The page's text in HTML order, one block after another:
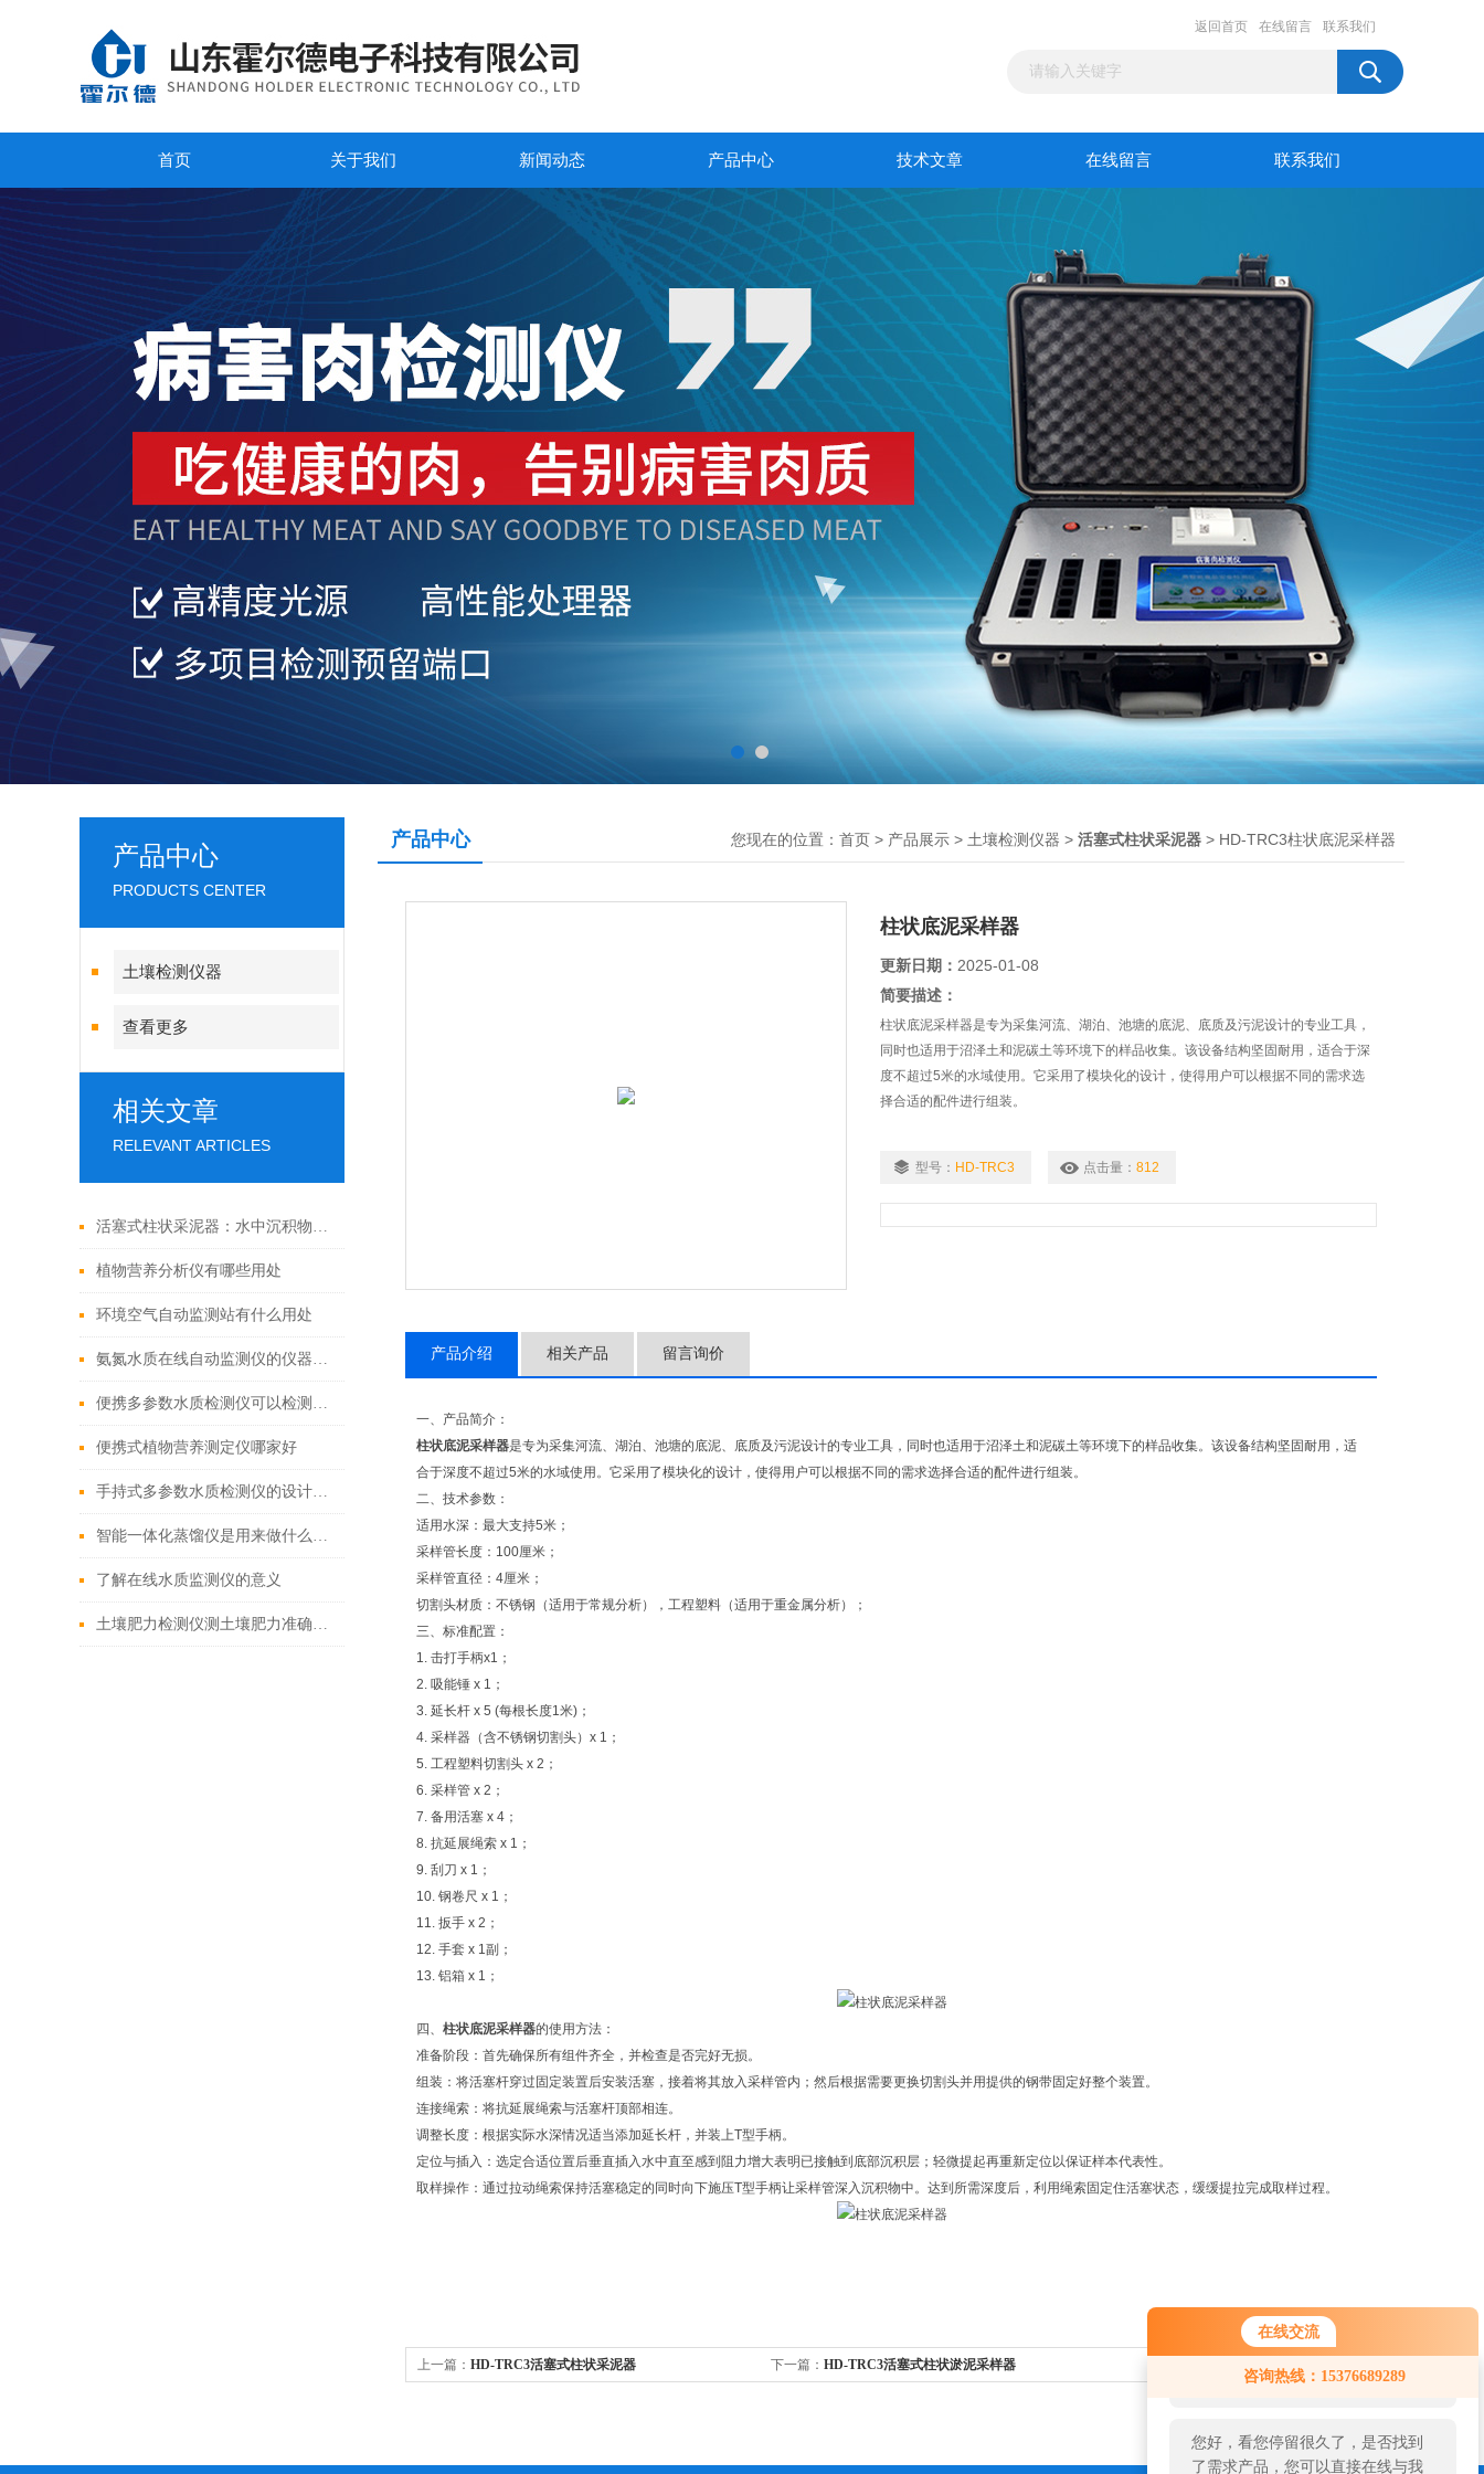
在线交流
咨询热线：15376689289
您好！欢迎前来咨询，很高兴为您
服务，请问您要咨询什么问题呢？
您好，看您停留很久了，是否找到
了需求产品，您可以直接在线与我
返回首页 在线留言 联系我们
首页 关于我们 新闻动态 产品中心 技术文章 在线留言 联系我们
产品中心
PRODUCTS CENTER
土壤检测仪器
查看更多
相关文章
RELEVANT ARTICLES
活塞式柱状采泥器：水中沉积物采集的关键工具
植物营养分析仪有哪些用处
环境空气自动监测站有什么用处
氨氮水质在线自动监测仪的仪器说明
便携多参数水质检测仪可以检测哪些水质参数？
便携式植物营养测定仪哪家好
手持式多参数水质检测仪的设计与应用
智能一体化蒸馏仪是用来做什么的？
了解在线水质监测仪的意义
土壤肥力检测仪测土壤肥力准确吗?
产品中心 您现在的位置： 首页 > 产品展示 > 土壤检测仪器 > 活塞式柱状采泥器 > HD-TRC3柱状底泥采样器
柱状底泥采样器
更新日期： 2025-01-08
简要描述：
柱状底泥采样器是专为采集河流、湖泊、池塘的底泥、底质及污泥设计的专业工具，
同时也适用于沼泽土和泥碳土等环境下的样品收集。该设备结构坚固耐用，适合于深
度不超过5米的水域使用。它采用了模块化的设计，使得用户可以根据不同的需求选
择合适的配件进行组装。
型号： HD-TRC3 点击量： 812
产品介绍 相关产品 留言询价
一、产品简介：
柱状底泥采样器是专为采集河流、湖泊、池塘的底泥、底质及污泥设计的专业工具，同时也适用于沼泽土和泥碳土等环境下的样品收集。该设备结构坚固耐用，适
合于深度不超过5米的水域使用。它采用了模块化的设计，使得用户可以根据不同的需求选择合适的配件进行组装。
二、技术参数：
适用水深：最大支持5米；
采样管长度：100厘米；
采样管直径：4厘米；
切割头材质：不锈钢（适用于常规分析），工程塑料（适用于重金属分析）；
三、标准配置：
1. 击打手柄x1；
2. 吸能锤 x 1；
3. 延长杆 x 5 (每根长度1米)；
4. 采样器（含不锈钢切割头）x 1；
5. 工程塑料切割头 x 2；
6. 采样管 x 2；
7. 备用活塞 x 4；
8. 抗延展绳索 x 1；
9. 刮刀 x 1；
10. 钢卷尺 x 1；
11. 扳手 x 2；
12. 手套 x 1副；
13. 铝箱 x 1；
四、 柱状底泥采样器的使用方法：
准备阶段：首先确保所有组件齐全，并检查是否完好无损。
组装：将活塞杆穿过固定装置后安装活塞，接着将其放入采样管内；然后根据需要更换切割头并用提供的钢带固定好整个装置。
连接绳索：将抗延展绳索与活塞杆顶部相连。
调整长度：根据实际水深情况适当添加延长杆，并装上T型手柄。
定位与插入：选定合适位置后垂直插入水中直至感到阻力增大表明已接触到底部沉积层；轻微提起再重新定位以保证样本代表性。
取样操作：通过拉动绳索保持活塞稳定的同时向下施压T型手柄让采样管深入沉积物中。达到所需深度后，利用绳索固定住活塞状态，缓缓提拉完成取样过程。
上一篇： HD-TRC3活塞式柱状采泥器 下一篇： HD-TRC3活塞式柱状淤泥采样器 返回列表>>